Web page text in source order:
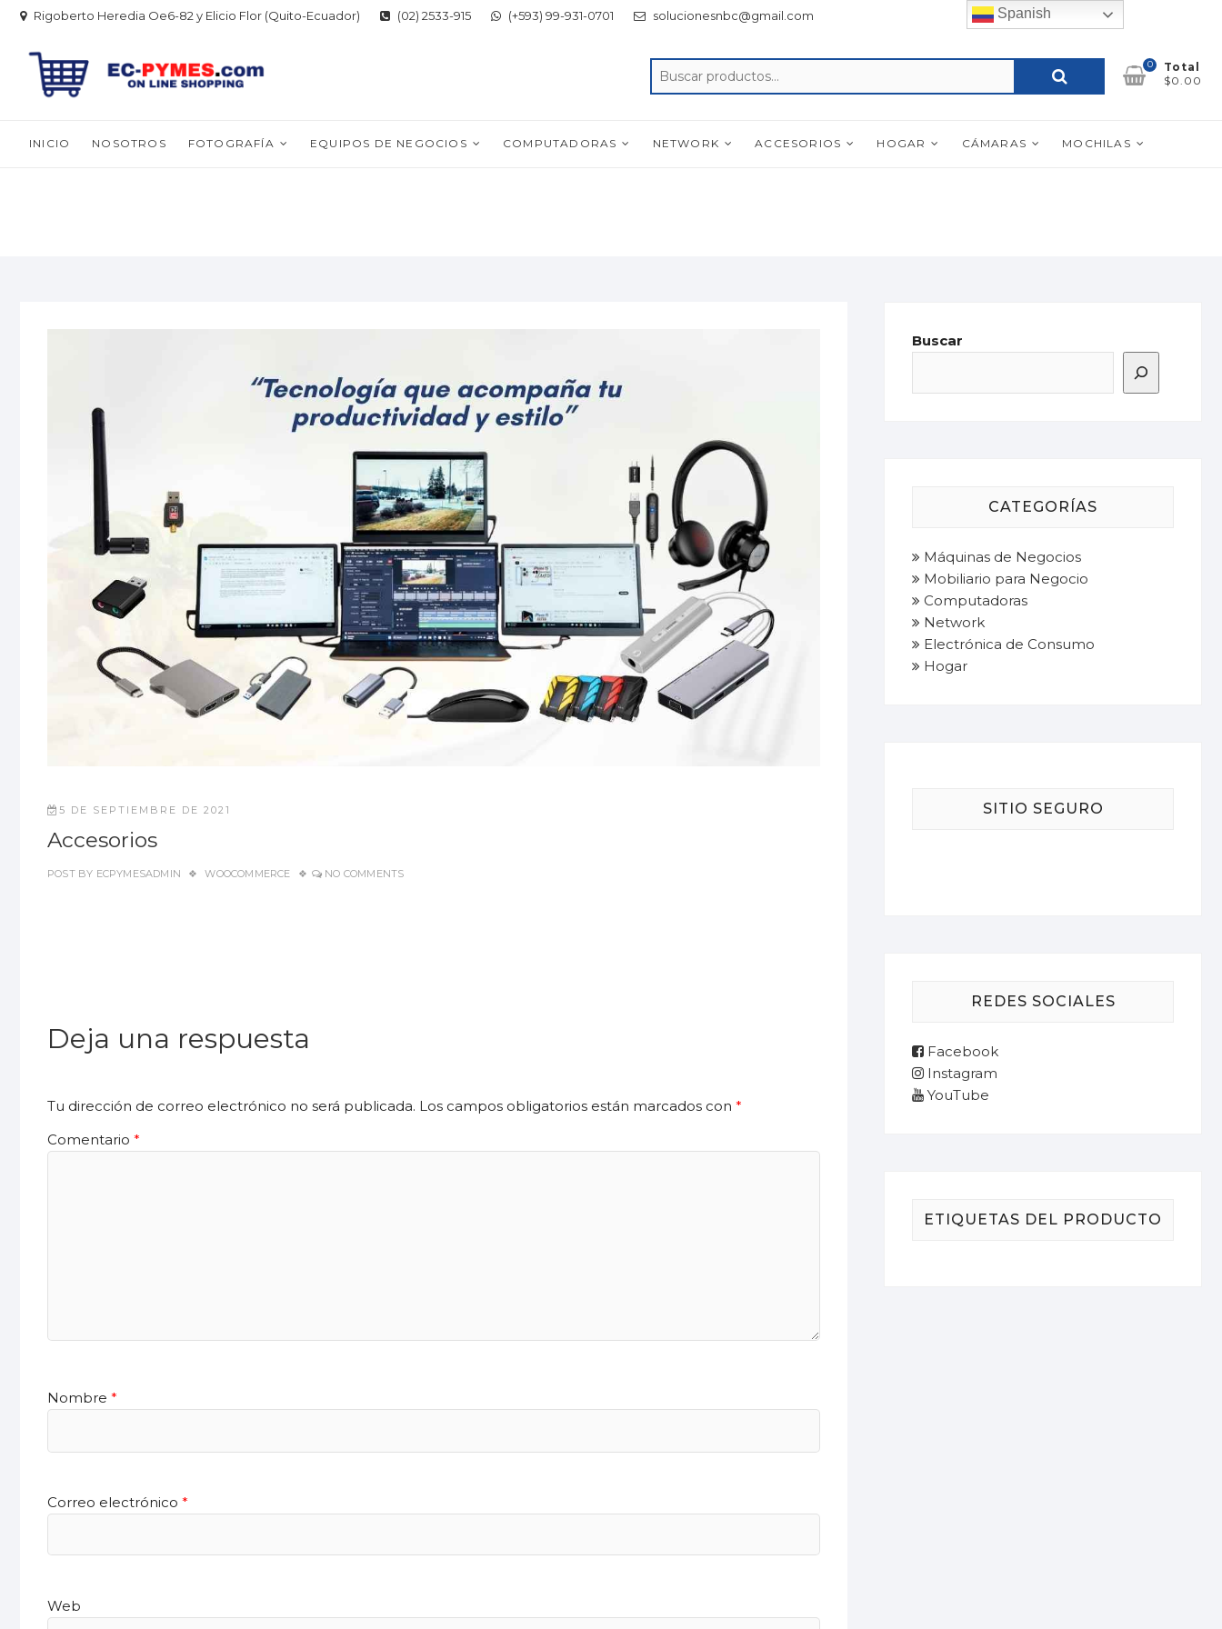
Skip
content
Rigoberto Heredia Oe6-82 y Elicio Flor (Quito-Ecuador) (02) 2533-915 (+593) 99-931-0701 solucionesnbc@gmail.com
Buscar
0
Total
$0.00
INICIO NOSOTROS FOTOGRAFÍA EQUIPOS DE NEGOCIOS COMPUTADORAS NETWORK ACCESORIOS HOGAR CÁMARAS MOCHILAS
5 DE SEPTIEMBRE DE 2021
Accesorios
POST BY ECPYMESADMIN WOOCOMMERCE NO COMMENTS
Deja una respuesta
Tu dirección de correo electrónico no será publicada. Los campos obligatorios están marcados con *
Comentario *
Nombre *
Correo electrónico *
Web
Buscar
CATEGORÍAS
Máquinas de Negocios
Mobiliario para Negocio
Computadoras
Network
Electrónica de Consumo
Hogar
SITIO SEGURO
REDES SOCIALES
Facebook
Instagram
YouTube
ETIQUETAS DEL PRODUCTO
Spanish